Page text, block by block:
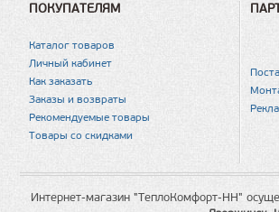
ПОКУПАТЕЛЯМ
Каталог товаров
Личный кабинет
Как заказать
Заказы и возвраты
Рекомендуемые товары
Товары со скидками
Интернет-магазин "ТеплоКомфорт-НН"